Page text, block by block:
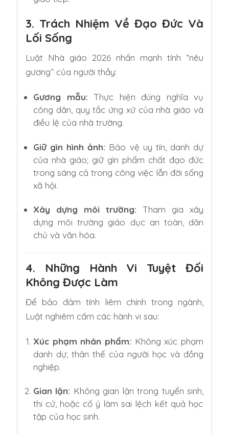
3. Trách Nhiệm Về Đạo Đức Và
Lối Sống
Luật Nhà giáo 2026 nhấn mạnh tính “nêu
gương” của người thầy:
Gương mẫu: Thực hiện đúng nghĩa vụ
công dân,quy tắc ứng xử của nhà giáo và
điều lệ của nhà trường.
Giữ gìn hình ảnh: Bảo vệ uy tín, danh dự
của nhà giáo; giữ gìn phẩm chất đạo đức
trong sáng cả trong công việc lẫn đời sống
xã hội.
Xây dựng môi trường: Tham gia xây
dựng môi trường giáo dục an toàn,
dân
chủ và văn hóa.
4. Những Hành Vi Tuyệt Đối
Không Được Làm
Để bảo đảm tính liêm chính trong ngành,
Luật nghiêm cấm các hành vi sau:
Xúc phạm nhân phẩm: Không xúc phạm
danh dự, thân thể của người học và đồng
nghiệp.
Gian lận: Không gian lận trong tuyển sinh,
thi cử, hoặc cố ý làm sai lệch kết quả học
tập của học sinh.